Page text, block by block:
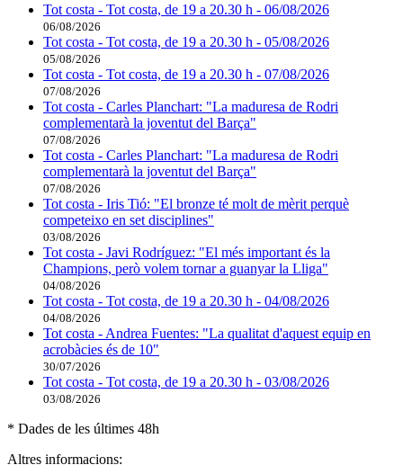
Tot costa - Tot costa, de 19 a 20.30 h - 06/08/2026
06/08/2026
Tot costa - Tot costa, de 19 a 20.30 h - 05/08/2026
05/08/2026
Tot costa - Tot costa, de 19 a 20.30 h - 07/08/2026
07/08/2026
Tot costa - Carles Planchart: "La maduresa de Rodri
complementarà la joventut del Barça"
07/08/2026
Tot costa - Carles Planchart: "La maduresa de Rodri
complementarà la joventut del Barça"
07/08/2026
Tot costa - Iris Tió: "El bronze té molt de mèrit perquè
competeixo en set disciplines"
03/08/2026
Tot costa - Javi Rodríguez: "El més important és la
Champions, però volem tornar a guanyar la Lliga"
04/08/2026
Tot costa - Tot costa, de 19 a 20.30 h - 04/08/2026
04/08/2026
Tot costa - Andrea Fuentes: "La qualitat d'aquest equip en
acrobàcies és de 10"
30/07/2026
Tot costa - Tot costa, de 19 a 20.30 h - 03/08/2026
03/08/2026
* Dades de les últimes 48h
Altres informacions: